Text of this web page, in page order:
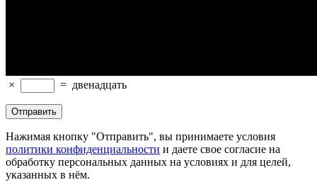
× = двенадцать
Нажимая кнопку "Отправить", вы принимаете условия
политики конфиденциальности и даете свое согласие на
обработку персональных данных на условиях и для целей,
указанных в нём.